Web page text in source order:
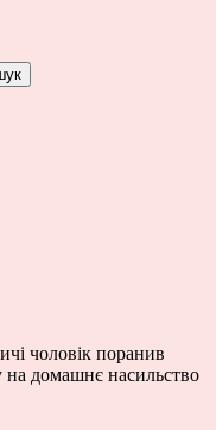
чоловік поранив
на домашнє насильство